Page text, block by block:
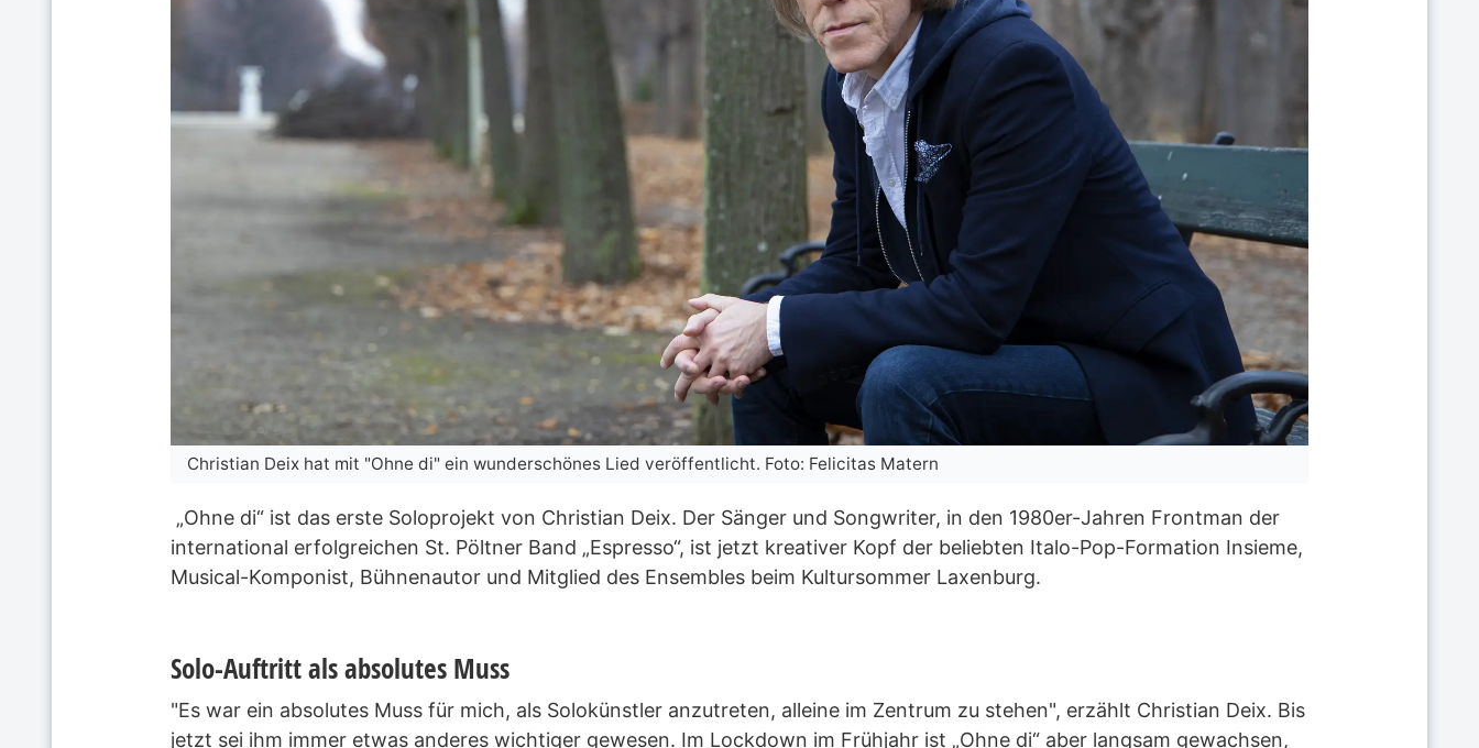
Christian Deix hat mit "Ohne di" ein wunderschönes Lied veröffentlicht. Foto: Felicitas Matern
„Ohne di“ ist das erste Soloprojekt von Christian Deix. Der Sänger und Songwriter, in den 1980er-Jahren Frontman der
international erfolgreichen St. Pöltner Band „Espresso“, ist jetzt kreativer Kopf der beliebten Italo-Pop-Formation Insieme,
Musical-Komponist, Bühnenautor und Mitglied des Ensembles beim Kultursommer Laxenburg.
Solo-Auftritt als absolutes Muss
"Es war ein absolutes Muss für mich, als Solokünstler anzutreten, alleine im Zentrum zu stehen", erzählt Christian Deix. Bis
jetzt sei ihm immer etwas anderes wichtiger gewesen. Im Lockdown im Frühjahr ist „Ohne di“ aber langsam gewachsen,